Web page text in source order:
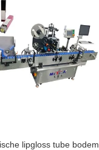
lipgloss tube bodem